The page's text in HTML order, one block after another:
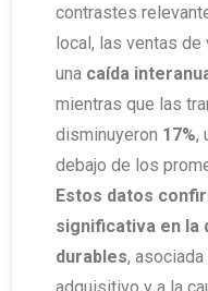
contrastes
local, las ventas
una caída
mientras que las
disminuyeron 17%,
debajo de los
Estos datos
significativa en la
durables,